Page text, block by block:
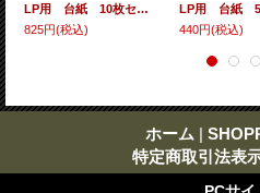
LP用 台紙 10枚セット
825円(税込)
440円(税込)
ホーム |
特定商取引法表